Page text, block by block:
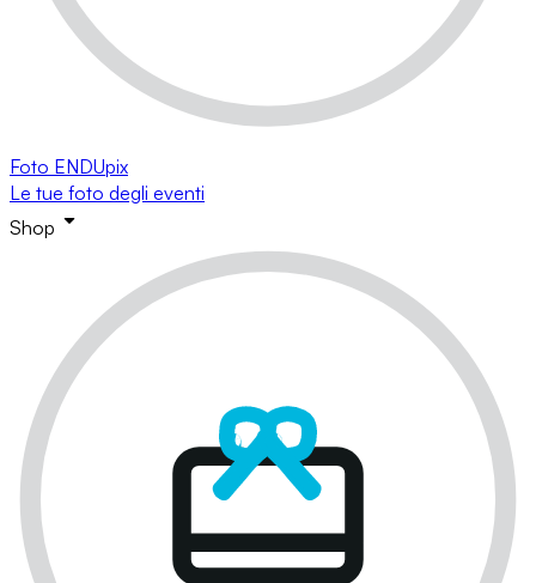
Foto ENDUpix
Le tue foto degli eventi
Shop